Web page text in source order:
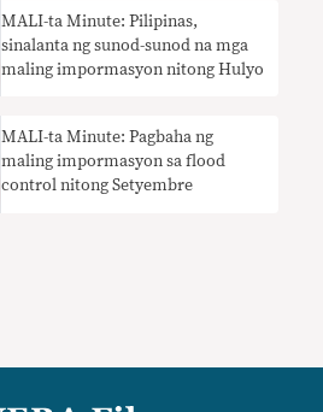
MALI-ta Minute: Pilipinas,
sinalanta ng sunod-sunod na mga
maling impormasyon nitong Hulyo
MALI-ta Minute: Pagbaha ng
maling impormasyon sa flood
control nitong Setyembre